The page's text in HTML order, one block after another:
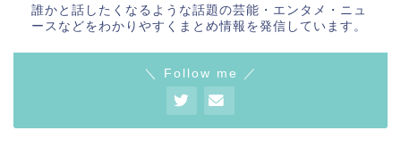
誰かと話したくなるような話題の芸能・エンタメ・ニュ
ースなどをわかりやすくまとめ情報を発信しています。
＼ Follow me ／